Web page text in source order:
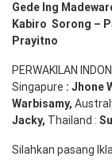
Gede Ing
Kabiro Sorong –
Prayitno
PERWAKILAN
Singapure : Jhone
Warbisamy,
Jacky, Thailand :
Silahkan pasang